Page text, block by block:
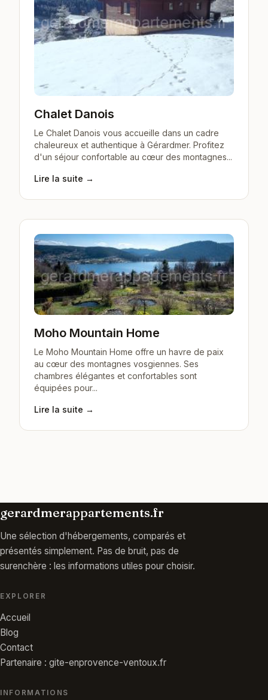
Chalet Danois
Le Chalet Danois vous accueille dans un cadre
chaleureux et authentique à Gérardmer. Profitez
d'un séjour confortable au cœur des montagnes...
Lire la suite →
Moho Mountain Home
Le Moho Mountain Home offre un havre de paix
au cœur des montagnes vosgiennes. Ses
chambres élégantes et confortables sont
équipées pour...
Lire la suite →
gerardmerappartements.fr
Une sélection d'hébergements, comparés et
présentés simplement. Pas de bruit, pas de
surenchère : les informations utiles pour choisir.
EXPLORER
Accueil
Blog
Contact
Partenaire : gite-enprovence-ventoux.fr
INFORMATIONS